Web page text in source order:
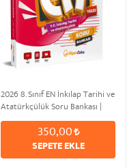
2026 8. Sınıf EN İnkılap Tarihi ve
Atatürkçülük Soru Bankası |
Metin URUK
350,00
SEPETE EKLE